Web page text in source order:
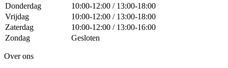
Donderdag
10:00-12:00 / 13:00-18:00
Vrijdag
10:00-12:00 / 13:00-18:00
Zaterdag
10:00-12:00 / 13:00-16:00
Zondag
Gesloten
Over ons